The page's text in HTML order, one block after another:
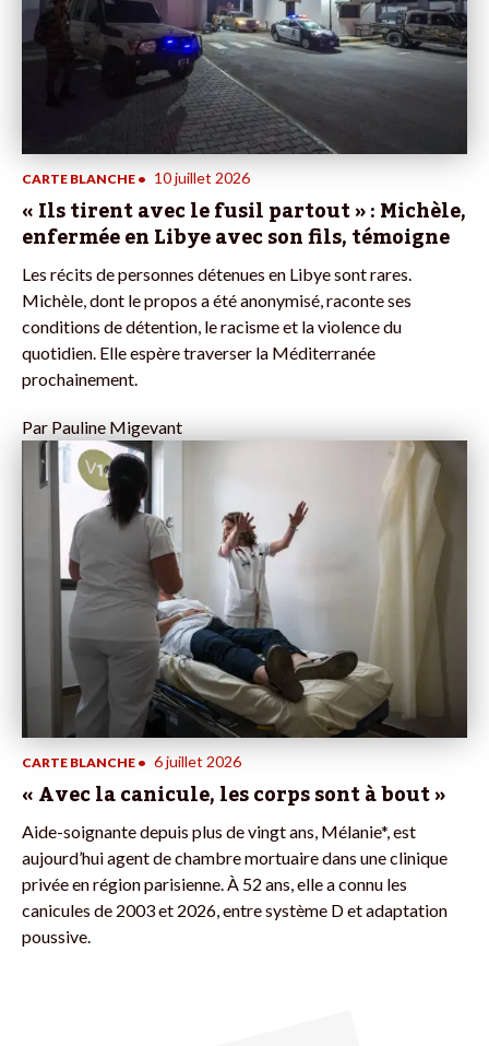
CARTE BLANCHE • 10 juillet 2026
« Ils tirent avec le fusil partout » : Michèle,
enfermée en Libye avec son fils, témoigne
Les récits de personnes détenues en Libye sont rares.
Michèle, dont le propos a été anonymisé, raconte ses
conditions de détention, le racisme et la violence du
quotidien. Elle espère traverser la Méditerranée
prochainement.
Par Pauline Migevant
CARTE BLANCHE • 6 juillet 2026
« Avec la canicule, les corps sont à bout »
Aide-soignante depuis plus de vingt ans, Mélanie*, est
aujourd’hui agent de chambre mortuaire dans une clinique
privée en région parisienne. À 52 ans, elle a connu les
canicules de 2003 et 2026, entre système D et adaptation
poussive.